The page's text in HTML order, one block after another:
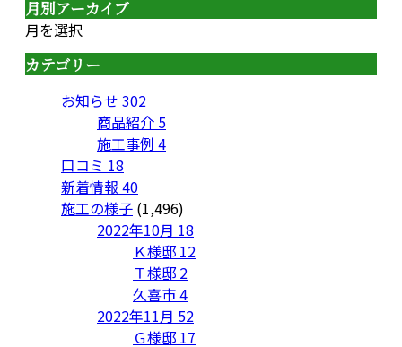
月別アーカイブ
月を選択
カテゴリー
お知らせ 302
商品紹介 5
施工事例 4
口コミ 18
新着情報 40
施工の様子 (1,496)
2022年10月 18
Ｋ様邸 12
Ｔ様邸 2
久喜市4
2022年11月 52
Ｇ様邸 17